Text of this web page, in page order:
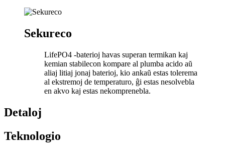
Sekureco
LifePO4 -baterioj havas superan termikan kaj
kemian stabilecon kompare al plumba acido aŭ
aliaj litiaj jonaj baterioj, kio ankaŭ estas tolerema
al ekstremoj de temperaturo, ĝi estas nesolvebla
en akvo kaj estas nekomprenebla.
Detaloj
Teknologio